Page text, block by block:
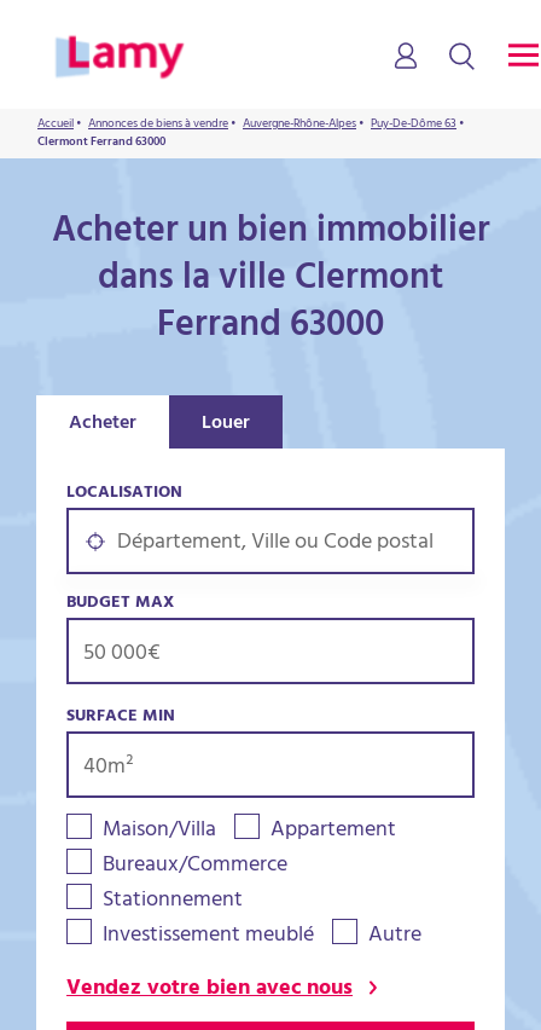
Accueil• Annonces de biens à vendre• Auvergne-Rhône-Alpes• Puy-De-Dôme 63•
Clermont Ferrand 63000
Acheter un bien immobilier
dans la ville Clermont
Ferrand 63000
Acheter Louer
LOCALISATION
BUDGET MAX
SURFACE MIN
Maison/Villa
Appartement
Bureaux/Commerce
Stationnement
Investissement meublé
Autre
Vendez votre bien avec nous